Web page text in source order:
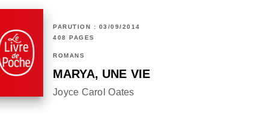
PARUTION : 03/09/2014
408 PAGES
ROMANS
MARYA, UNE VIE
Joyce Carol Oates